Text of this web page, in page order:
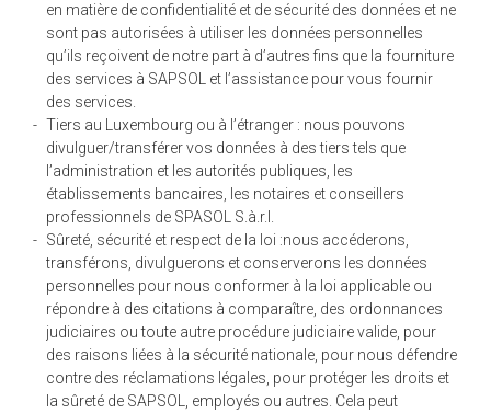
en matière de confidentialité et de sécurité des données et ne
sont pas autorisées à utiliser les données personnelles
qu’ils reçoivent de notre part à d’autres fins que la fourniture
des services à SAPSOL et l’assistance pour vous fournir
des services.
Tiers au Luxembourg ou à l’étranger : nous pouvons
divulguer/transférer vos données à des tiers tels que
l’administration et les autorités publiques, les
établissements bancaires, les notaires et conseillers
professionnels de SPASOL S.à.r.l.
Sûreté, sécurité et respect de la loi :nous accéderons,
transférons, divulguerons et conserverons les données
personnelles pour nous conformer à la loi applicable ou
répondre à des citations à comparaître, des ordonnances
judiciaires ou toute autre procédure judiciaire valide, pour
des raisons liées à la sécurité nationale, pour nous défendre
contre des réclamations légales, pour protéger les droits et
la sûreté de SAPSOL, employés ou autres. Cela peut